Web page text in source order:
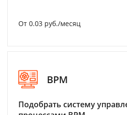
От 0.03 руб./месяц
BPM
Подобрать систему